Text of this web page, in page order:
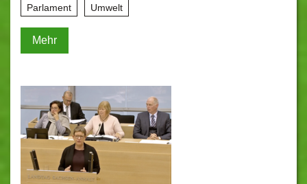
Parlament Umwelt
Mehr